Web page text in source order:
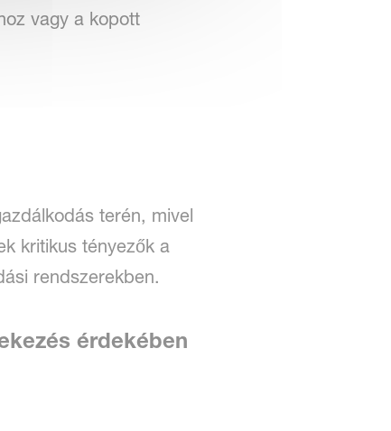
vagy a kopott
terén, mivel
kritikus tényezők a
rendszerekben.
érdekében